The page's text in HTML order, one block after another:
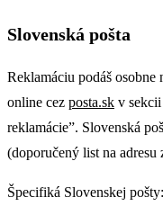
Slovenská pošta
Reklamáciu podáš
online cez posta.sk v
reklamácie”. Slovenská
(doporučený list na adresu
Špecifiká Slovenskej